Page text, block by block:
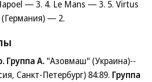
— 3. 4. Le Mans — 3. 5. Virtus
— 2.
Группа A. "Азовмаш" (Украина)--
Санкт-Петербург) 84:89. Группа